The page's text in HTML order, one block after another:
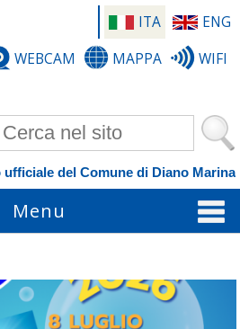
ITA
ENG
WEBCAM
MAPPA WIFI
Form di ricerca
del Comune di Diano Marina
Menu